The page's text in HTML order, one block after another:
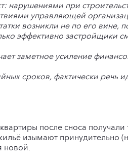
нарушениями при
управляющей
возникли не по его вине,
эффективно застройщики
заметное усиление
сроков, фактически речь
после сноса получали
изымают принудительно
новой.